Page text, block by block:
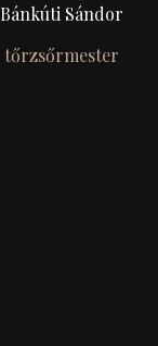
Bánkúti Sándor
tőrzsőrmester